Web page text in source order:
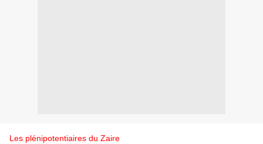
Les plénipotentiaires du Zaire